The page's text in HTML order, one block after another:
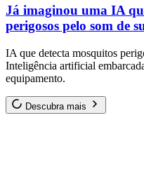
Já imaginou uma IA
perigosos pelo som de
IA que detecta mosquitos
Inteligência artificial
equipamento.
Descubra mais